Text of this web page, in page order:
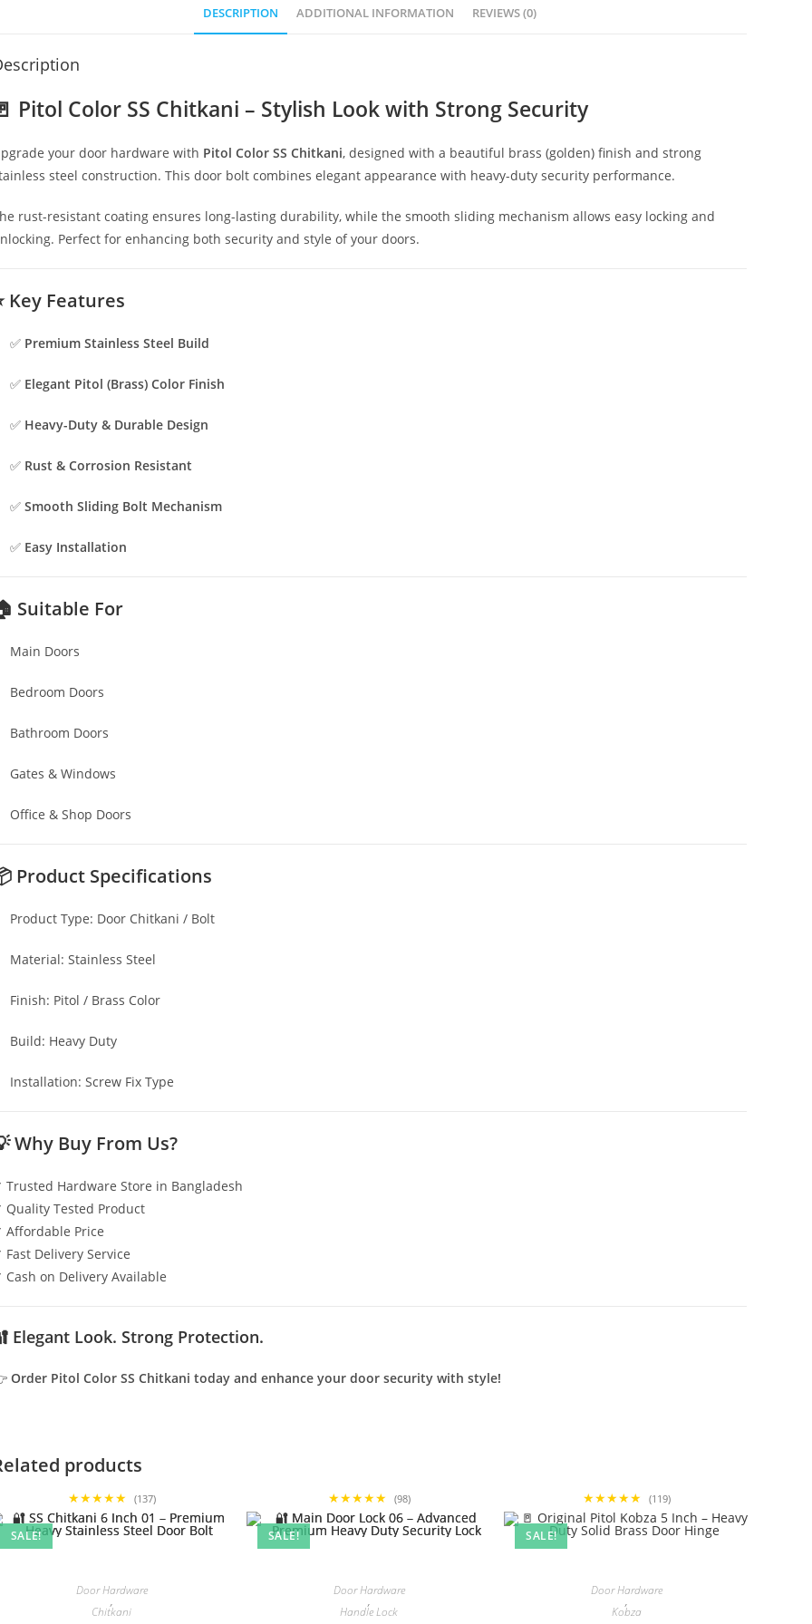
DESCRIPTION ADDITIONAL INFORMATION REVIEWS (0)
Pitol Color SS Chitkani – Stylish Look with Strong Security
your door hardware with Pitol Color SS Chitkani, designed with a beautiful brass (golden) finish and strong
steel construction. This door bolt combines elegant appearance with heavy-duty security performance.
rust-resistant coating ensures long-lasting durability, while the smooth sliding mechanism allows easy locking and
Perfect for enhancing both security and style of your doors.
Key Features
✅ Premium Stainless Steel Build
✅ Elegant Pitol (Brass) Color Finish
✅ Heavy-Duty & Durable Design
✅ Rust & Corrosion Resistant
✅ Smooth Sliding Bolt Mechanism
✅ Easy Installation
Suitable For
Main Doors
Bedroom Doors
Bathroom Doors
Gates & Windows
Office & Shop Doors
Product Specifications
Product Type: Door Chitkani / Bolt
Material: Stainless Steel
Finish: Pitol / Brass Color
Build: Heavy Duty
Installation: Screw Fix Type
Why Buy From Us?
Trusted Hardware Store in Bangladesh
Quality Tested Product
Affordable Price
Fast Delivery Service
Cash on Delivery Available
Elegant Look. Strong Protection.
Order Pitol Color SS Chitkani today and enhance your door security with style!
products
★★★★★ (137)
SALE!
Door Hardware
,
Chitkani
★★★★★ (98)
SALE!
Door Hardware
,
Handle Lock
★★★★★ (119)
SALE!
Door Hardware
,
Kobza